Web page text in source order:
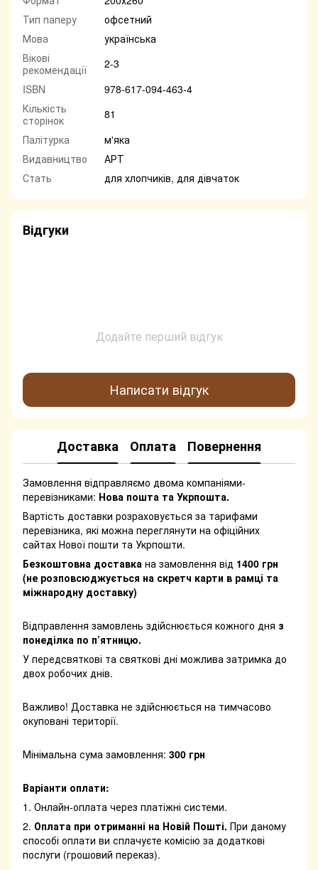
Тип паперу
офсетний
Мова
українська
Вікові
рекомендації
2-3
ISBN
978-617-094-463-4
Кількість
сторінок
81
Палітурка
м'яка
Видавництво
АРТ
Стать
для хлопчиків, для дівчаток
Відгуки
Додайте перший відгук
Написати відгук
Доставка Оплата Повернення
Замовлення відправляємо двома компаніями-
перевізниками: Нова пошта та Укрпошта.
Вартість доставки розраховується за тарифами
перевізника, які можна переглянути на офіційних
сайтах Нової пошти та Укрпошти.
Безкоштовна доставка на замовлення від 1400 грн
(не розповсюджується на скретч карти в рамці та
міжнародну доставку)
Відправлення замовлень здійснюється кожного дня з
понеділка по п’ятницю.
У передсвяткові та святкові дні можлива затримка до
двох робочих днів.
Важливо! Доставка не здійснюється на тимчасово
окуповані території.
Мінімальна сума замовлення: 300 грн
Варіанти оплати:
1. Онлайн-оплата через платіжні системи.
2. Оплата при отриманні на Новій Пошті. При даному
способі оплати ви сплачуєте комісію за додаткові
послуги (грошовий переказ).